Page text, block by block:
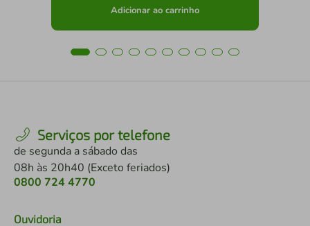
Adicionar ao carrinho
Serviços por telefone
de segunda a sábado das
08h às 20h40 (Exceto feriados)
0800 724 4770
Ouvidoria